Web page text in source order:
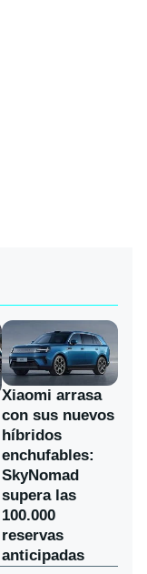
Xiaomi arrasa
con sus nuevos
híbridos
enchufables:
SkyNomad
supera las
100.000
reservas
anticipadas